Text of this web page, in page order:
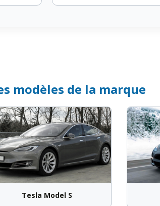
modèles de la marque
Tesla Model S